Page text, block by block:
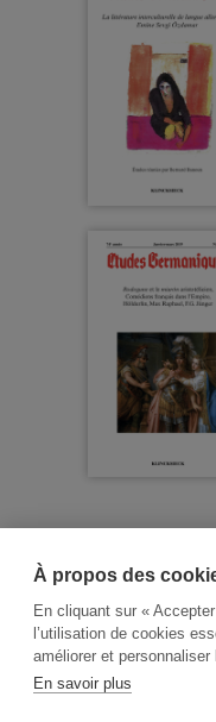
À propos des
En cliquant sur «
l’utilisation de cookies
améliorer et personnaliser
En savoir plus